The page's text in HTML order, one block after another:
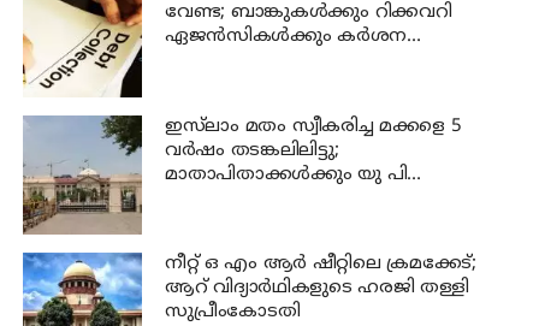
വേണ്ട; ബാങ്കുകൾക്കും റിക്കവറി
ഏജൻസികൾക്കും കർശന
ഇസ്‍ലാം മതം സ്വീകരിച്ച മക്കളെ 5
വർഷം തടങ്കലിലിട്ടു;
മാതാപിതാക്കൾക്കും യു പി
നീറ്റ് ഒ എം ആര്‍ ഷീറ്റിലെ ക്രമക്കേട്;
ആറ് വിദ്യാര്‍ഥികളുടെ ഹരജി തള്ളി
സുപ്രീംകോടതി